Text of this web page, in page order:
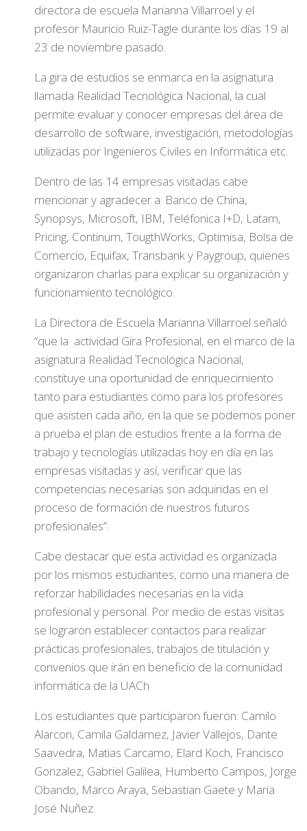
directora de escuela Marianna Villarroel y el
profesor Mauricio Ruiz-Tagle durante los días 19 al
23 de noviembre pasado.
La gira de estudios se enmarca en la asignatura
llamada Realidad Tecnológica Nacional, la cual
permite evaluar y conocer empresas del área de
desarrollo de software, investigación, metodologías
utilizadas por Ingenieros Civiles en Informática etc.
Dentro de las 14 empresas visitadas cabe
mencionar y agradecer a: Banco de China,
Synopsys, Microsoft, IBM, Teléfonica I+D, Latam,
Pricing, Continum, TougthWorks, Optimisa, Bolsa de
Comercio, Equifax, Transbank y Paygroup, quienes
organizaron charlas para explicar su organización y
funcionamiento tecnológico.
La Directora de Escuela Marianna Villarroel señaló
“que la actividad Gira Profesional, en el marco de la
asignatura Realidad Tecnológica Nacional,
constituye una oportunidad de enriquecimiento
tanto para estudiantes como para los profesores
que asisten cada año, en la que se podemos poner
a prueba el plan de estudios frente a la forma de
trabajo y tecnologías utilizadas hoy en día en las
empresas visitadas y así, verificar que las
competencias necesarias son adquiridas en el
proceso de formación de nuestros futuros
profesionales”.
Cabe destacar que esta actividad es organizada
por los mismos estudiantes, como una manera de
reforzar habilidades necesarias en la vida
profesional y personal. Por medio de estas visitas
se lograron establecer contactos para realizar
prácticas profesionales, trabajos de titulación y
convenios que irán en beneficio de la comunidad
informática de la UACh
Los estudiantes que participaron fueron: Camilo
Alarcon, Camila Galdamez, Javier Vallejos, Dante
Saavedra, Matias Carcamo, Elard Koch, Francisco
Gonzalez, Gabriel Galilea, Humberto Campos, Jorge
Obando, Marco Araya, Sebastian Gaete y Maria
José Nuñez.